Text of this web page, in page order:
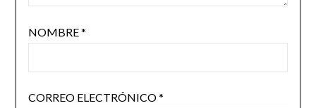
NOMBRE*
CORREO ELECTRÓNICO*